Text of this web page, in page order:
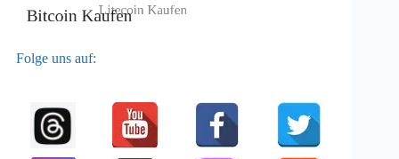
Folge uns auf: